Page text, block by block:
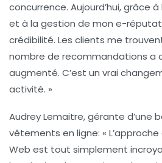
concurrence. Aujourd’hui, grâce
et à la gestion de mon e-
crédibilité. Les clients me
nombre de recommandations a
augmenté. C’est un vrai
activité. »
Audrey Lemaitre, gérante d’une
vêtements en ligne: «
Web est tout simplement